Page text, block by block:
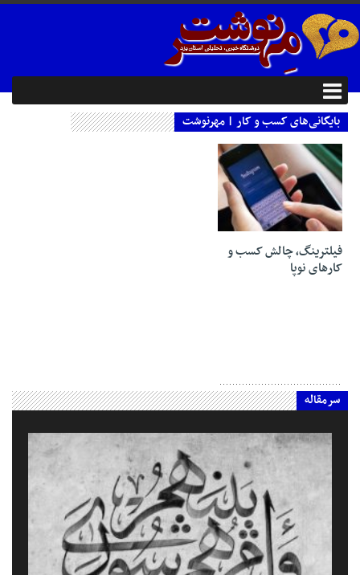
بایگانی‌های کسب و کار | مهرنوشت
06 ژانویه 2019
فیلترینگ، چالش کسب‌ و‌
کارهای نوپا
سرمقاله